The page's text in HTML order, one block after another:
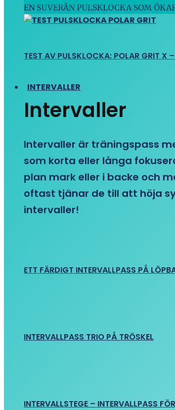
EN SUVERÄN PULSKLOCKA SOM
TEST AV PULSKLOCKA: POLAR GRIT X
INTERVALLER
Intervaller
Intervaller är träningspass
som korta eller långa
plan mark eller i backe och
oftast tjänar de till att höja
intervaller!
ETT FÄRDIGT INTERVALLPASS PÅ
INTERVALLPASS TRIO PÅ TRÖSKEL
INTERVALLSTEGE – INTERVALLPASS